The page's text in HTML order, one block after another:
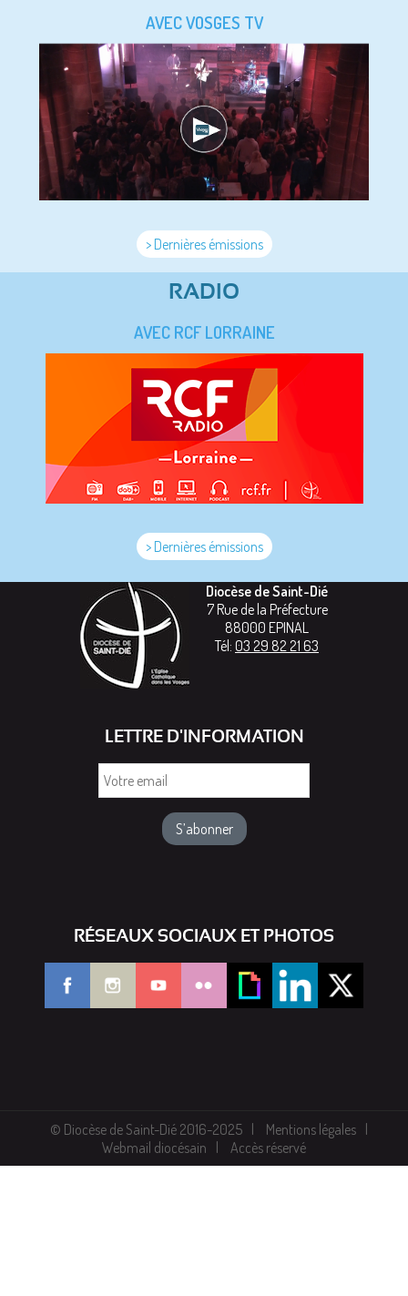
AVEC VOSGES TV
> Dernières émissions
RADIO
AVEC RCF LORRAINE
> Dernières émissions
Diocèse de Saint-Dié
7 Rue de la Préfecture
88000 EPINAL
Tél: 03 29 82 21 63
LETTRE D'INFORMATION
RÉSEAUX SOCIAUX ET PHOTOS
© Diocèse de Saint-Dié 2016-2025
Mentions légales
Webmail diocésain
Accès réservé